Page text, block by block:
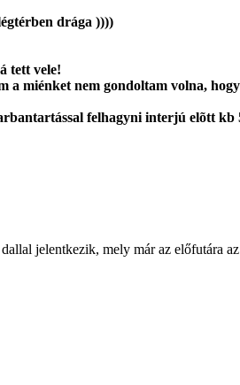
drága ))))
tett vele!
miénket nem gondoltam volna,
felhagyni interjú elõtt kb
jelentkezik, mely már az előfutára